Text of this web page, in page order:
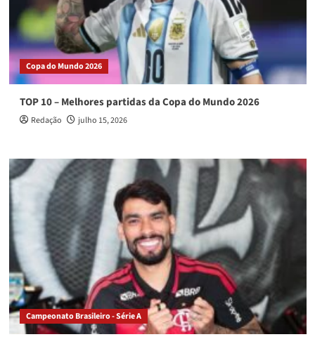
Copa do Mundo 2026
TOP 10 – Melhores partidas da Copa do Mundo 2026
Redação julho 15, 2026
Campeonato Brasileiro - Série A